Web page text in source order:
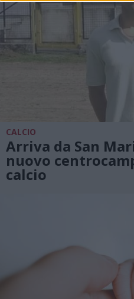
CALCIO
Arriva da San
nuovo
calcio